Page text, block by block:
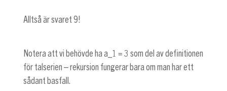
Alltså är svaret 9!
Notera att vi behövde ha a_1 = 3 som del av definitionen
för talserien – rekursion fungerar bara om man har ett
sådant basfall.